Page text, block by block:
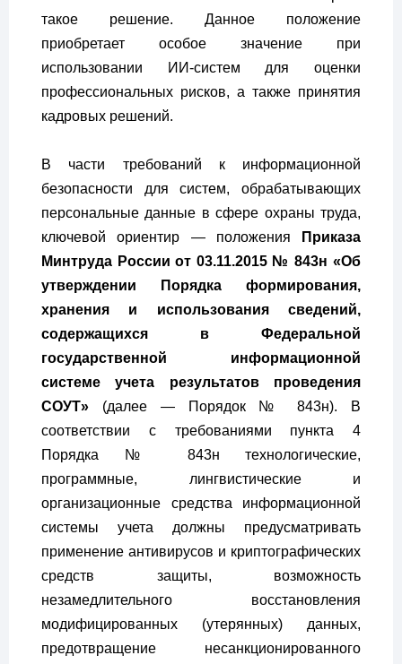
такое решение. Данное положение
приобретает особое значение при
использовании ИИ-систем для оценки
профессиональных рисков, а также принятия
кадровых решений.
В части требований к информационной
безопасности для систем, обрабатывающих
персональные данные в сфере охраны труда,
ключевой ориентир — положения
Приказа
Минтруда России от 03.11.2015 № 843н «Об
утверждении Порядка формирования,
хранения и использования сведений,
содержащихся в Федеральной
государственной информационной
системе учета результатов проведения
СОУТ» (далее — Порядок № 843н). В
соответствии с требованиями пункта 4
Порядка № 843н технологические,
программные, лингвистические и
организационные средства информационной
системы учета должны предусматривать
применение антивирусов и криптографических
средств защиты, возможность
незамедлительного восстановления
модифицированных (утерянных) данных,
предотвращение несанкционированного